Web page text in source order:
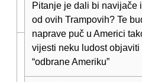
Pitanje je dali bi navijače
od ovih Trampovih? Te
naprave puč u Americi
vijesti neku ludost
“odbrane Ameriku”